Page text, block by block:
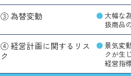
③ 為替変動
大幅な
扱商品
④ 経営計画に関するリス
ク
景気変
クが生
経営指